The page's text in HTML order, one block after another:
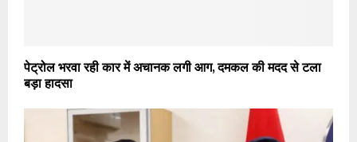
पेट्रोल भरवा रही कार में अचानक लगी आग, दमकल की मदद से टला
बड़ा हादसा